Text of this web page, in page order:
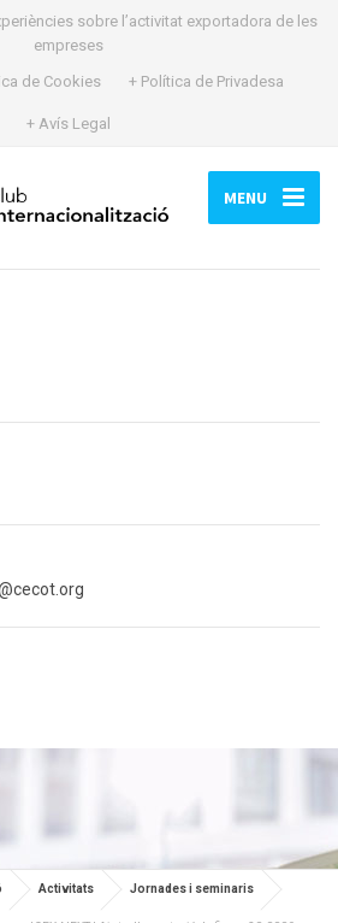
sobre l’activitat exportadora de les
empreses
de Cookies + Política de Privadesa
+ Avís Legal
MENU
Activitats Jornades i seminaris